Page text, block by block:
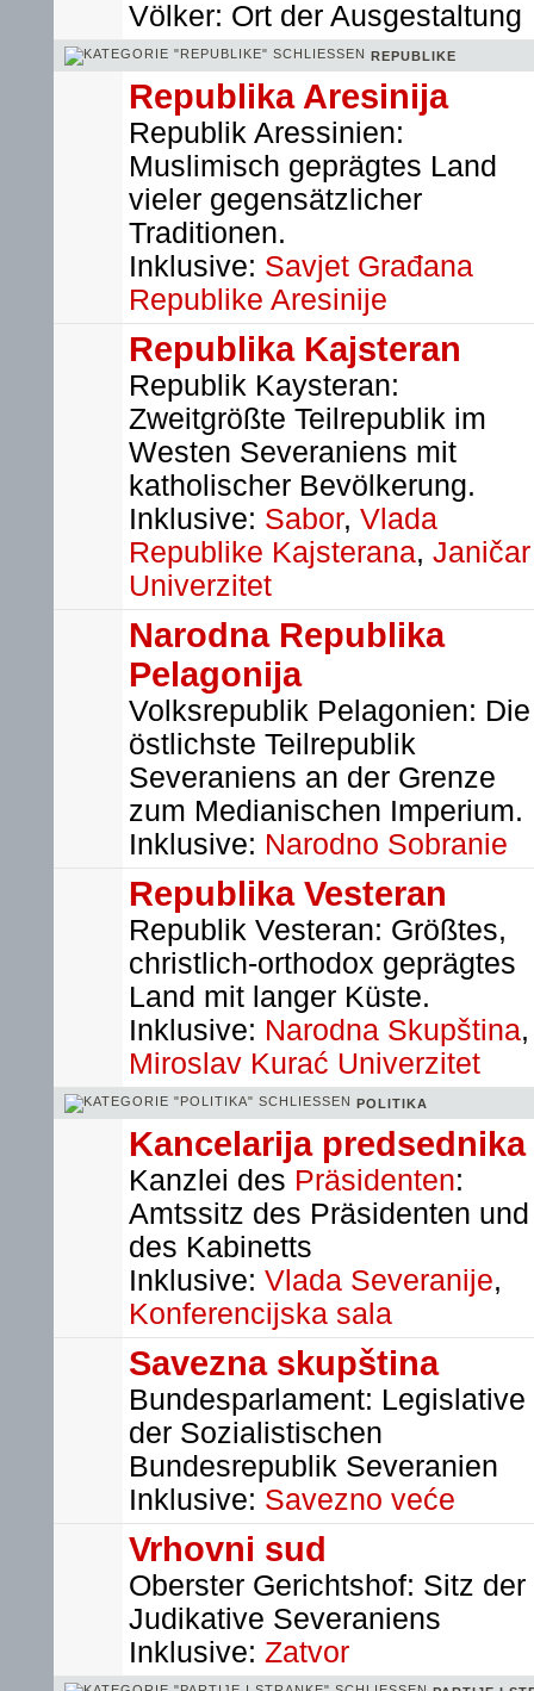
Völker: Ort der Ausgestaltung
REPUBLIKE
Republika Aresinija
Republik Aressinien:
Muslimisch geprägtes Land
vieler gegensätzlicher
Traditionen.
Inklusive: Savjet Građana
Republike Aresinije
Republika Kajsteran
Republik Kaysteran:
Zweitgrößte Teilrepublik im
Westen Severaniens mit
katholischer Bevölkerung.
Inklusive: Sabor, Vlada
Republike Kajsterana, Janičar
Univerzitet
Narodna Republika
Pelagonija
Volksrepublik Pelagonien: Die
östlichste Teilrepublik
Severaniens an der Grenze
zum Medianischen Imperium.
Inklusive: Narodno Sobranie
Republika Vesteran
Republik Vesteran: Größtes,
christlich-orthodox geprägtes
Land mit langer Küste.
Inklusive: Narodna Skupština,
Miroslav Kurać Univerzitet
POLITIKA
Kancelarija predsednika
Kanzlei des Präsidenten:
Amtssitz des Präsidenten und
des Kabinetts
Inklusive: Vlada Severanije,
Konferencijska sala
Savezna skupština
Bundesparlament: Legislative
der Sozialistischen
Bundesrepublik Severanien
Inklusive: Savezno veće
Vrhovni sud
Oberster Gerichtshof: Sitz der
Judikative Severaniens
Inklusive: Zatvor